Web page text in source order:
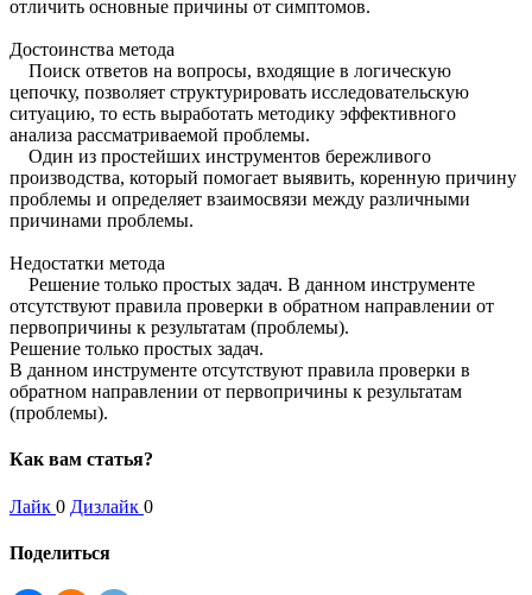
отличить основные причины от симптомов.
Достоинства метода
Поиск ответов на вопросы, входящие в логическую
цепочку, позволяет структурировать исследовательскую
ситуацию, то есть выработать методику эффективного
анализа рассматриваемой проблемы.
Один из простейших инструментов бережливого
производства, который помогает выявить, коренную причину
проблемы и определяет взаимосвязи между различными
причинами проблемы.
Недостатки метода
Решение только простых задач. В данном инструменте
отсутствуют правила проверки в обратном направлении от
первопричины к результатам (проблемы).
Решение только простых задач.
В данном инструменте отсутствуют правила проверки в
обратном направлении от первопричины к результатам
(проблемы).
Как вам статья?
Лайк 0 Дизлайк 0
Поделиться